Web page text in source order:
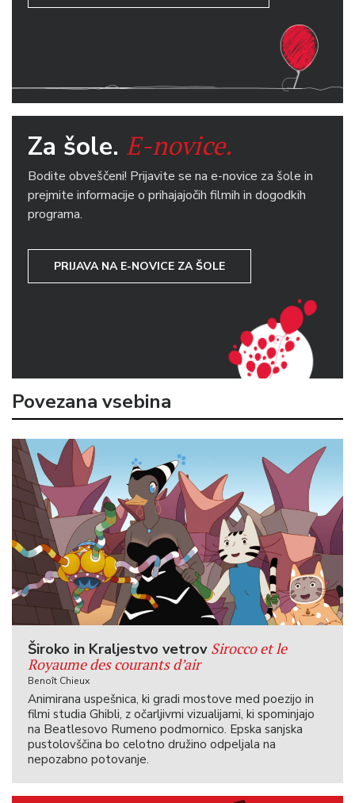
Za šole. E-novice.
Bodite obveščeni! Prijavite se na e-novice za šole in
prejmite informacije o prihajajočih filmih in dogodkih
programa.
PRIJAVA NA E-NOVICE ZA ŠOLE
Povezana vsebina
Široko in Kraljestvo vetrov Sirocco et le
Royaume des courants d’air
Benoît Chieux
Animirana uspešnica, ki gradi mostove med poezijo in
filmi studia Ghibli, z očarljivmi vizualijami, ki spominjajo
na Beatlesovo Rumeno podmornico. Epska sanjska
pustolovščina bo celotno družino odpeljala na
nepozabno potovanje.